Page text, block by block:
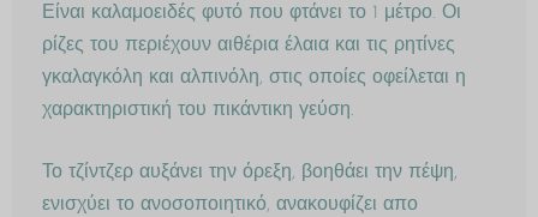
Είναι καλαμοειδές φυτό που φτάνει το 1 μέτρο. Οι
ρίζες του περιέχουν αιθέρια έλαια και τις ρητίνες
γκαλαγκόλη και αλπινόλη, στις οποίες οφείλεται η
χαρακτηριστική του πικάντικη γεύση.
Το τζίντζερ αυξάνει την όρεξη, βοηθάει την πέψη,
ενισχύει το ανοσοποιητικό, ανακουφίζει απο